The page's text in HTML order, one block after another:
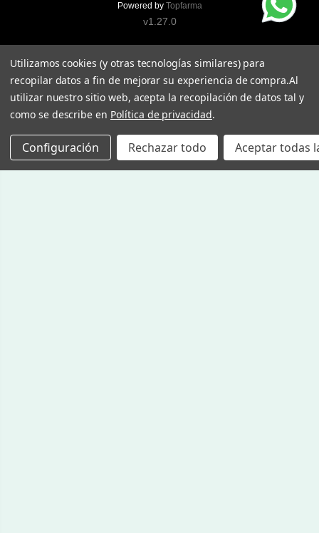
Powered by Topfarma
v1.27.0
Utilizamos cookies (y otras tecnologías similares) para
recopilar datos a fin de mejorar su experiencia de compra.Al
utilizar nuestro sitio web, acepta la recopilación de datos tal y
como se describe en Política de privacidad.
Configuración Rechazar todo Aceptar todas